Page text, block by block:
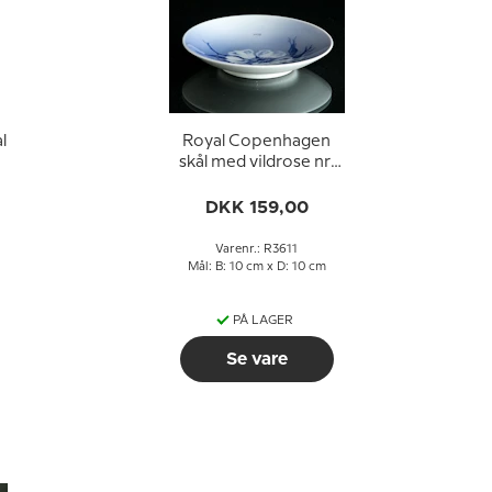
Royal Copenhagen
skål med vildrose nr.
DKK 159,00
Varenr.: R3611
Mål: B: 10 cm x D: 10 cm
PÅ LAGER
Se vare